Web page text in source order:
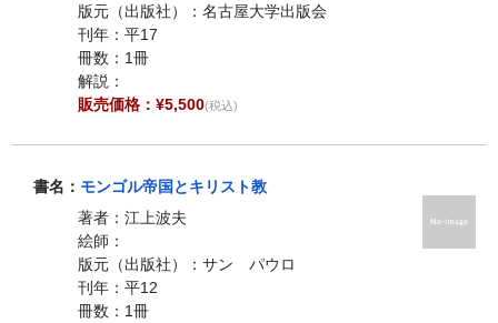
版元（出版社）：名古屋大学出版会
刊年：平17
冊数：1冊
解説：
販売価格：¥5,500(税込)
書名： モンゴル帝国とキリスト教
著者：江上波夫
絵師：
版元（出版社）：サン パウロ
刊年：平12
冊数：1冊